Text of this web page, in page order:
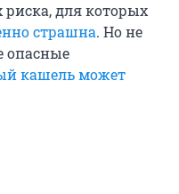
риска, для которых
страшна. Но не
опасные
кашель может